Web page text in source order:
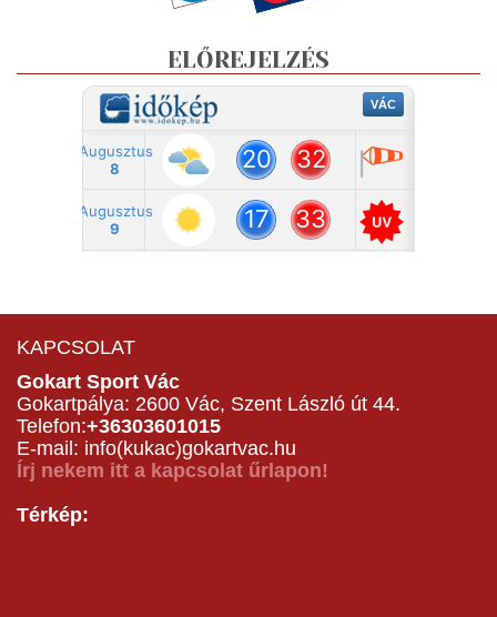
ELŐREJELZÉS
KAPCSOLAT
Gokart Sport Vác
Gokartpálya: 2600 Vác, Szent László út 44.
Telefon:+36303601015
E-mail: info(kukac)gokartvac.hu
Írj nekem itt a kapcsolat űrlapon!
Térkép: